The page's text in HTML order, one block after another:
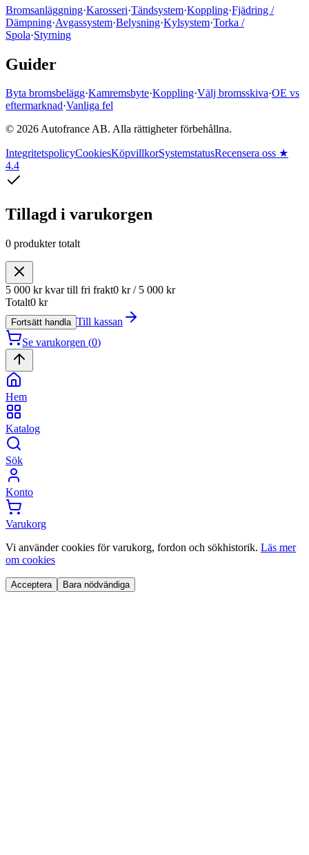
Bromsanläggning·Karosseri·Tändsystem·Koppling·Fjädring /
Dämpning·Avgassystem·Belysning·Kylsystem·Torka /
Spola·Styrning
Guider
Byta bromsbelägg·Kamremsbyte·Koppling·Välj bromsskiva·OE vs
eftermarknad·Vanliga fel
© 2026 Autofrance AB. Alla rättigheter förbehållna.
IntegritetspolicyCookiesKöpvillkorSystemstatusRecensera oss ★
4.4
Tillagd i varukorgen
0 produktertotalt
5 000 krkvar till fri frakt0 kr/ 5 000 kr
Totalt0 kr
Fortsätt handla Till kassan
Se varukorgen (0)
Hem
Katalog
Sök
Konto
Varukorg
Vi använder cookies för varukorg, fordon och sökhistorik. Läs mer
om cookies
Acceptera Bara nödvändiga